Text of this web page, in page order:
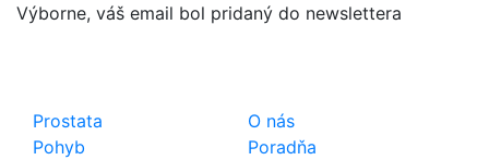
Výborne, váš email bol pridaný do newslettera
Prostata
Pohyb
O nás
Poradňa